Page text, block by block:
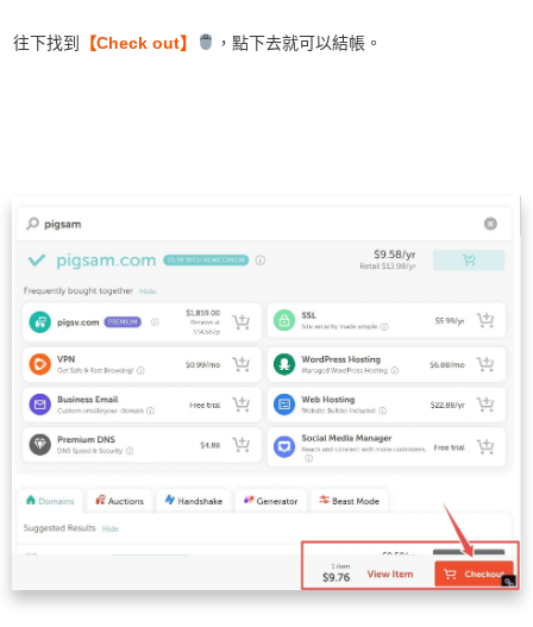
往下找到 【Check out】 ，點下去就可以結帳。